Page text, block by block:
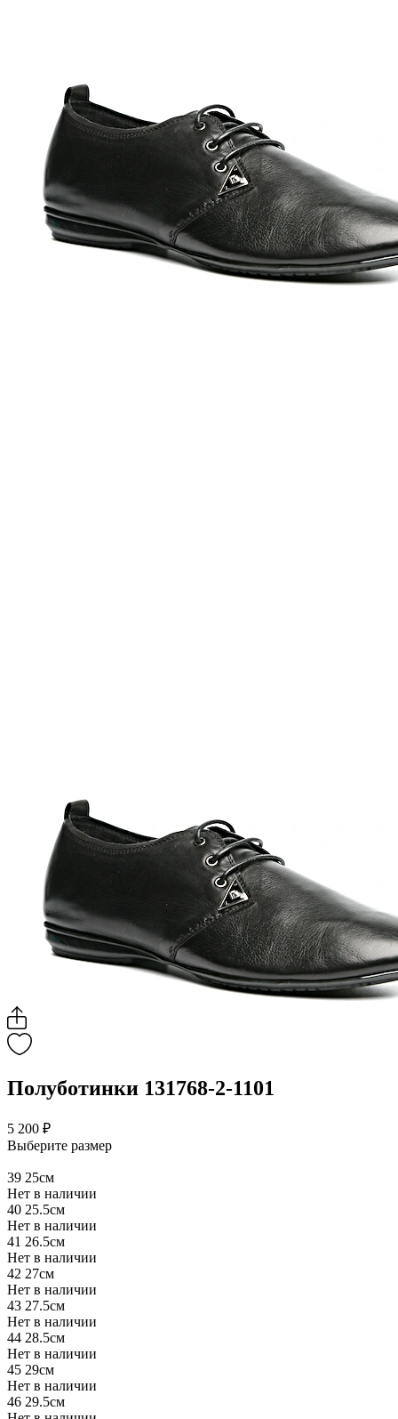
Полуботинки 131768-2-1101
5 200 ₽
Выберите размер
39 25см
Нет в наличии
40 25.5см
Нет в наличии
41 26.5см
Нет в наличии
42 27см
Нет в наличии
43 27.5см
Нет в наличии
44 28.5см
Нет в наличии
45 29см
Нет в наличии
46 29.5см